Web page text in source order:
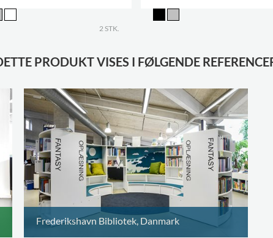
2 STK.
PRODUKT VISES I FØLGENDE
Frederikshavn Bibliotek, Danmark